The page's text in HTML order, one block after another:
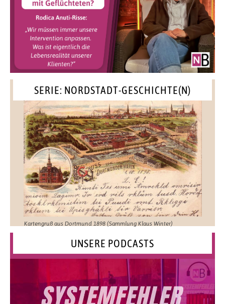
SERIE: NORDSTADT-GESCHICHTE(N)
Kartengruß aus Dortmund 1898 (Sammlung Klaus Winter)
UNSERE PODCASTS